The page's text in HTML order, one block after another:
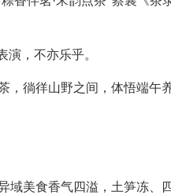
，不亦乐乎。
徜徉山野之间，体悟端午
域美食香气四溢，土笋冻、